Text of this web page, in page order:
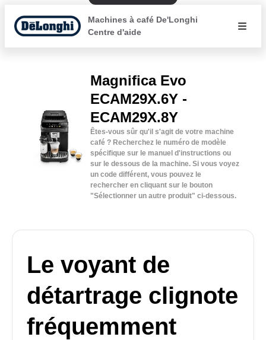
Machines à café De'Longhi
Centre d'aide
Magnifica Evo
ECAM29X.6Y -
ECAM29X.8Y
Êtes-vous sûr qu'il s'agit de votre machine
café ? Recherchez le numéro de modèle
spécifique sur le manuel d'instructions ou
sur le dessous de la machine. Si vous voyez
un code différent, vous pouvez le
rechercher en cliquant sur le bouton
"Sélectionner un autre produit" ci-dessous.
Le voyant de
détartrage clignote
fréquemment